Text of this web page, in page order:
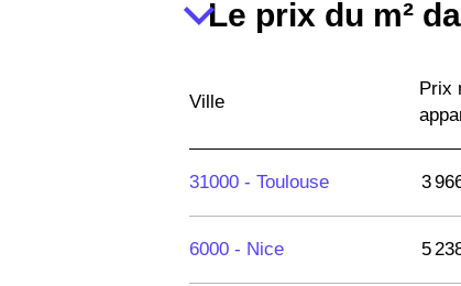
Le prix du m²
Ville
Prix
31000 - Toulouse 3
6000 - Nice 5